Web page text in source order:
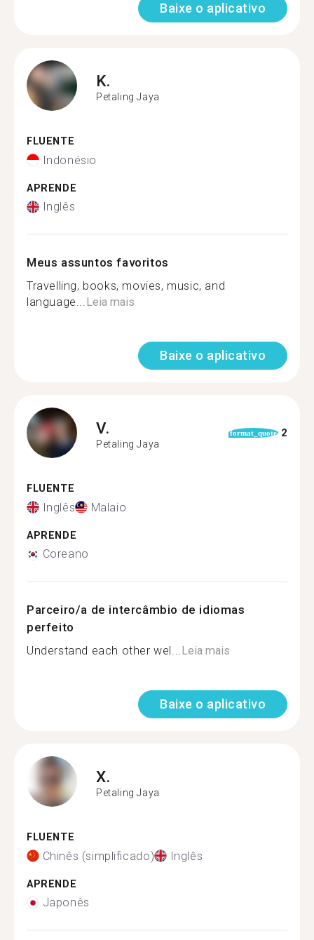
Baixe o aplicativo
K.
Petaling Jaya
FLUENTE
Indonésio
APRENDE
Inglês
Meus assuntos favoritos
Travelling, books, movies, music, and
language...Leia mais
Baixe o aplicativo
V.
Petaling Jaya
format_quote 2
FLUENTE
Inglês Malaio
APRENDE
Coreano
Parceiro/a de intercâmbio de idiomas
perfeito
Understand each other wel...Leia mais
Baixe o aplicativo
X.
Petaling Jaya
FLUENTE
Chinês (simplificado) Inglês
APRENDE
Japonês